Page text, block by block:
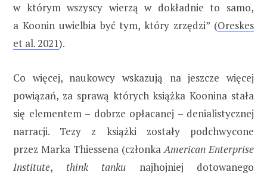
w którym wszyscy wierzą w dokładnie to samo,
a Koonin uwielbia być tym, który zrzędzi” (Oreskes
et al. 2021).
Co więcej, naukowcy wskazują na jeszcze więcej
powiązań, za sprawą których książka Koonina stała
się elementem – dobrze opłacanej – denialistycznej
narracji. Tezy z książki zostały podchwycone
przez Marka Thiessena (członkaAmerican Enterprise
Institute, think tanku najhojniej dotowanego